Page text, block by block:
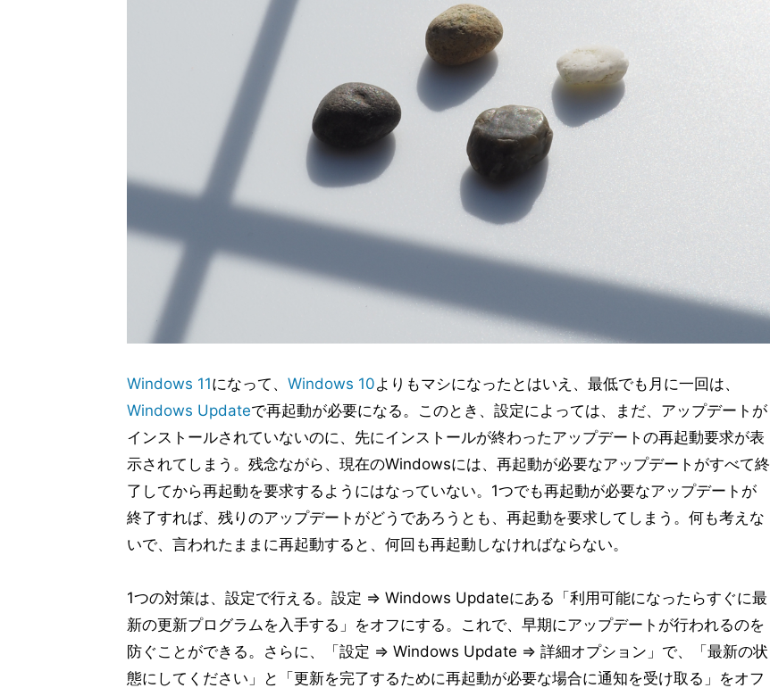
Windows 11になって、 Windows 10よりもマシになったとはいえ、最低でも月に一回は、
Windows Updateで再起動が必要になる。このとき、設定によっては、まだ、アップデートが
インストールされていないのに、先にインストールが終わったアップデートの再起動要求が表
示されてしまう。残念ながら、現在のWindowsには、再起動が必要なアップデートがすべて終
了してから再起動を要求するようにはなっていない。1つでも再起動が必要なアップデートが
終了すれば、残りのアップデートがどうであろうとも、再起動を要求してしまう。何も考えな
いで、言われたままに再起動すると、何回も再起動しなければならない。
1つの対策は、設定で行える。設定 ⇒ Windows Updateにある「利用可能になったらすぐに最
新の更新プログラムを入手する」をオフにする。これで、早期にアップデートが行われるのを
防ぐことができる。さらに、「設定 ⇒ Windows Update ⇒ 詳細オプション」で、「最新の状
態にしてください」と「更新を完了するために再起動が必要な場合に通知を受け取る」をオフ